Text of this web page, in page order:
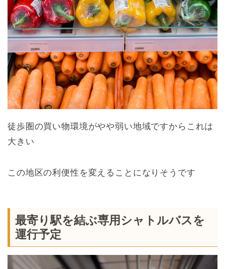
徒歩圏の買い物環境がやや弱い地域ですからこれは
大きい
この地区の利便性を変えることになりそうです
最寄り駅を結ぶ専用シャトルバスを
運行予定